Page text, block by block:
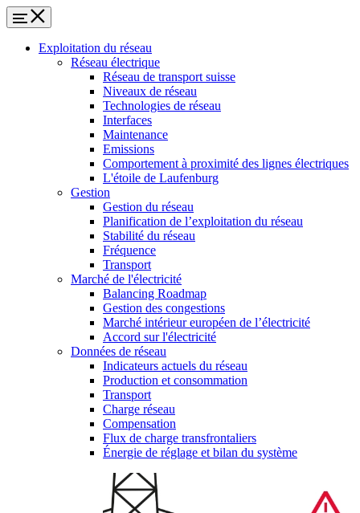
Exploitation du réseau
Réseau électrique
Réseau de transport suisse
Niveaux de réseau
Technologies de réseau
Interfaces
Maintenance
Emissions
Comportement à proximité des lignes électriques
L'étoile de Laufenburg
Gestion
Gestion du réseau
Planification de l’exploitation du réseau
Stabilité du réseau
Fréquence
Transport
Marché de l'électricité
Balancing Roadmap
Gestion des congestions
Marché intérieur européen de l’électricité
Accord sur l'électricité
Données de réseau
Indicateurs actuels du réseau
Production et consommation
Transport
Charge réseau
Compensation
Flux de charge transfrontaliers
Énergie de réglage et bilan du système